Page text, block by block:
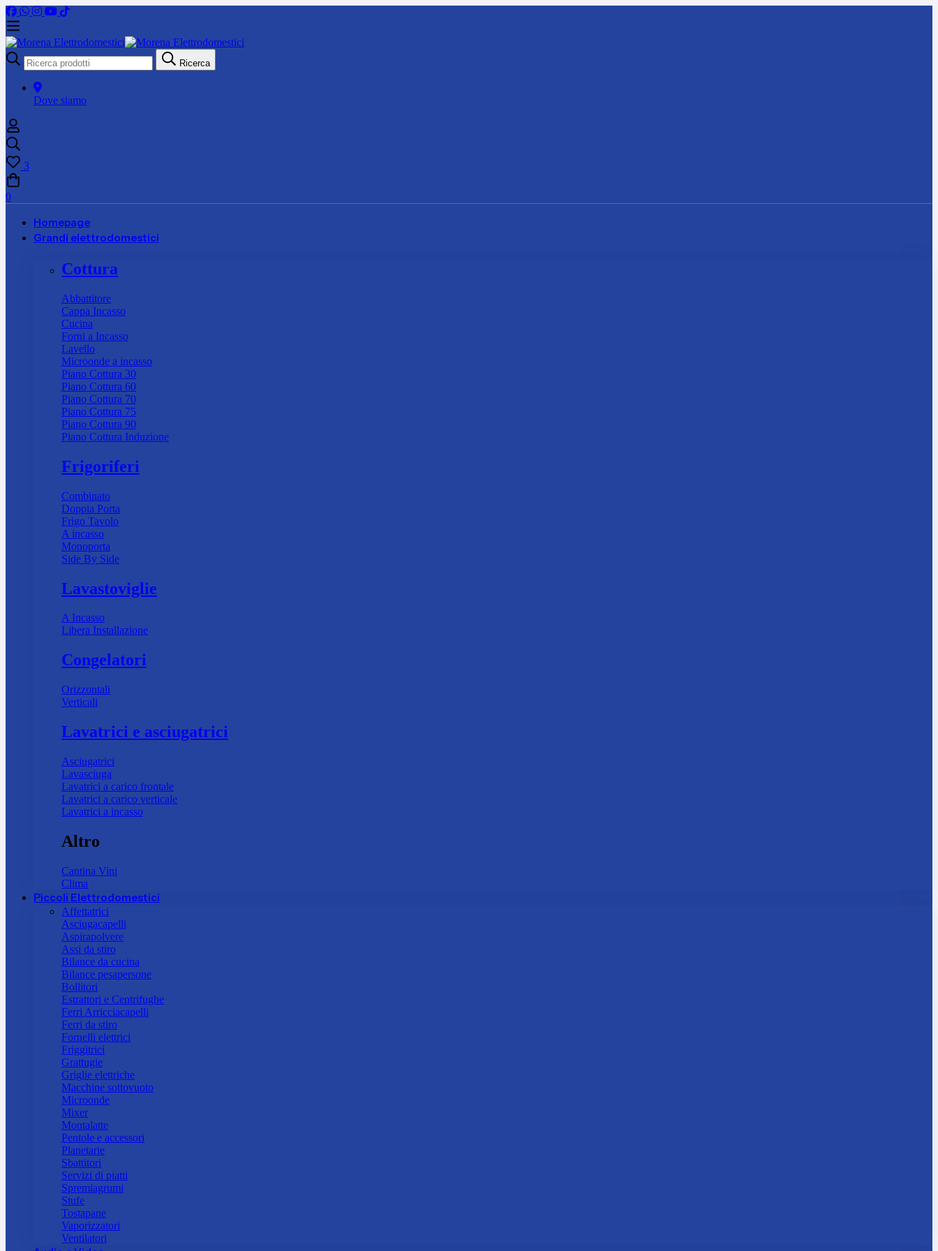
Ricerca
per:
Ricerca
Dove siamo
3
0
Homepage
Grandi elettrodomestici
Cottura
Abbattitore
Cappa Incasso
Cucina
Forni a Incasso
Lavello
Microonde a incasso
Piano Cottura 30
Piano Cottura 60
Piano Cottura 70
Piano Cottura 75
Piano Cottura 90
Piano Cottura Induzione
Frigoriferi
Combinato
Doppia Porta
Frigo Tavolo
A incasso
Monoporta
Side By Side
Lavastoviglie
A Incasso
Libera Installazione
Congelatori
Orizzontali
Verticali
Lavatrici e asciugatrici
Asciugatrici
Lavasciuga
Lavatrici a carico frontale
Lavatrici a carico verticale
Lavatrici a incasso
Altro
Cantina Vini
Clima
Piccoli Elettrodomestici
Affettatrici
Asciugacapelli
Aspirapolvere
Assi da stiro
Bilance da cucina
Bilance pesapersone
Bollitori
Estrattori e Centrifughe
Ferri Arricciacapelli
Ferri da stiro
Fornelli elettrici
Friggitrici
Grattugie
Griglie elettriche
Macchine sottovuoto
Microonde
Mixer
Montalatte
Pentole e accessori
Planetarie
Sbattitori
Servizi di piatti
Spremiagrumi
Stufe
Tostapane
Vaporizzatori
Ventilatori